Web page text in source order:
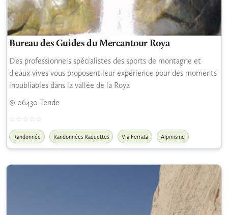
Bureau des Guides du Mercantour Roya
Des professionnels spécialistes des sports de montagne et
d'eaux vives vous proposent leur expérience pour des moments
inoubliables dans la vallée de la Roya
06430 Tende
Randonnée Randonnées Raquettes Via Ferrata Alpinisme